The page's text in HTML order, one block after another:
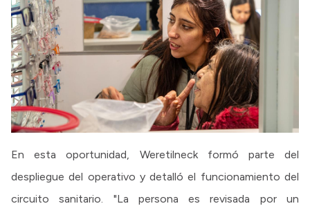
En esta oportunidad, Weretilneck formó parte del
despliegue del operativo y detalló el funcionamiento del
circuito sanitario. "La persona es revisada por un